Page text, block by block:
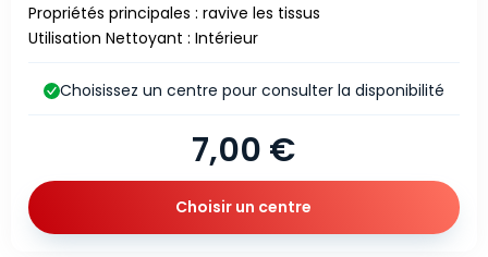
Propriétés principales : ravive les tissus
Utilisation Nettoyant : Intérieur
7,00 €
Choisissez un centre pour consulter la disponibilité
Choisir un centre